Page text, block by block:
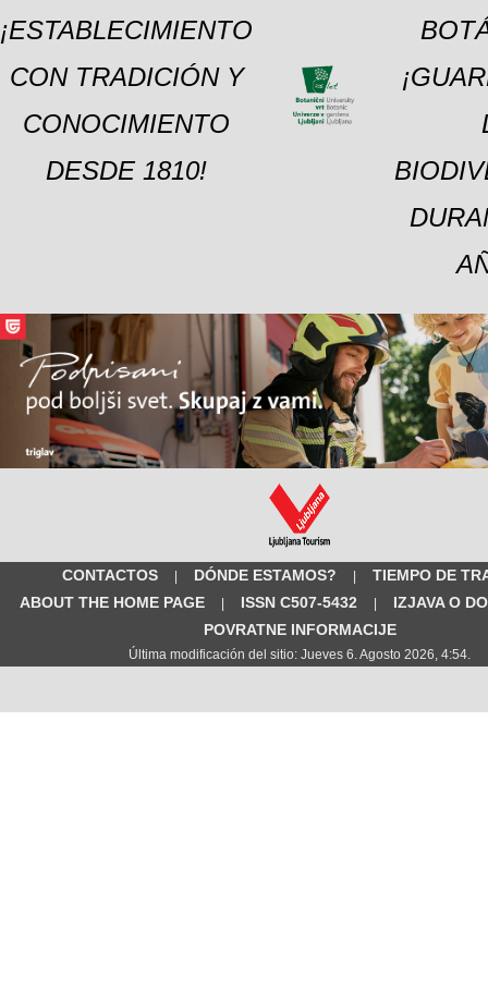
¡ESTABLECIMIENTO
CON TRADICIÓN Y
CONOCIMIENTO
DESDE 1810!
CONTACTOS | DÓNDE ESTAMOS? |
TIEMPO DE
ABOUT THE HOME PAGE
| ISSN C507-5432 |
IZJAVA O
POVRATNE INFORMACIJE
Última modificación del sitio: Jueves 6. Agosto 2026, 4:54.